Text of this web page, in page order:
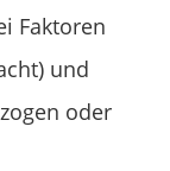
Faktoren
und
oder